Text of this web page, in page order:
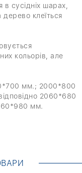
сусідніх шарах,
клеїться
кольорів, але
мм.; 2000*800
2060*680
мм.